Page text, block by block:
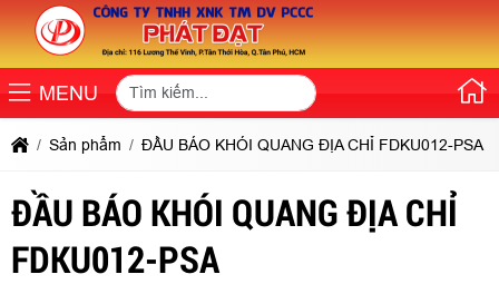
MENU
Sản phẩm ĐẦU BÁO KHÓI QUANG ĐỊA CHỈ FDKU012-PSA
ĐẦU BÁO KHÓI QUANG ĐỊA CHỈ
FDKU012-PSA